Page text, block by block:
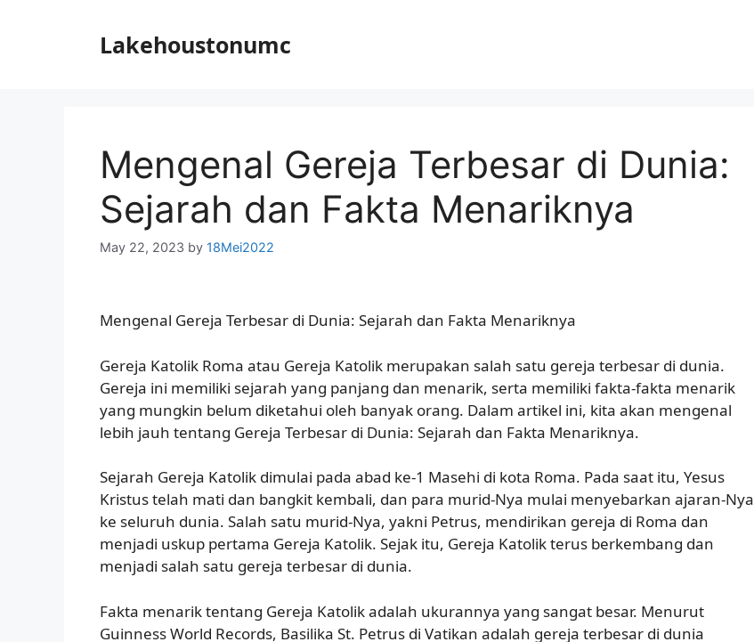
Lakehoustonumc
Mengenal Gereja Terbesar di Dunia:
Sejarah dan Fakta Menariknya
May 22, 2023 by 18Mei2022
Mengenal Gereja Terbesar di Dunia: Sejarah dan Fakta Menariknya
Gereja Katolik Roma atau Gereja Katolik merupakan salah satu gereja terbesar di dunia.
Gereja ini memiliki sejarah yang panjang dan menarik, serta memiliki fakta-fakta menarik
yang mungkin belum diketahui oleh banyak orang. Dalam artikel ini, kita akan mengenal
lebih jauh tentang Gereja Terbesar di Dunia: Sejarah dan Fakta Menariknya.
Sejarah Gereja Katolik dimulai pada abad ke-1 Masehi di kota Roma. Pada saat itu, Yesus
Kristus telah mati dan bangkit kembali, dan para murid-Nya mulai menyebarkan ajaran-Nya
ke seluruh dunia. Salah satu murid-Nya, yakni Petrus, mendirikan gereja di Roma dan
menjadi uskup pertama Gereja Katolik. Sejak itu, Gereja Katolik terus berkembang dan
menjadi salah satu gereja terbesar di dunia.
Fakta menarik tentang Gereja Katolik adalah ukurannya yang sangat besar. Menurut
Guinness World Records, Basilika St. Petrus di Vatikan adalah gereja terbesar di dunia